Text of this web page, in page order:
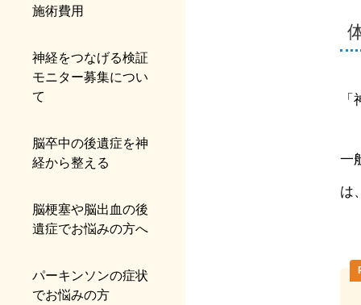
施術費用
神経をつなげる検証
モニター募集につい
て
脳卒中の後遺症を神
経から整える
脳梗塞や脳出血の後
遺症でお悩みの方へ
パーキンソンの症状
でお悩みの方
一
は